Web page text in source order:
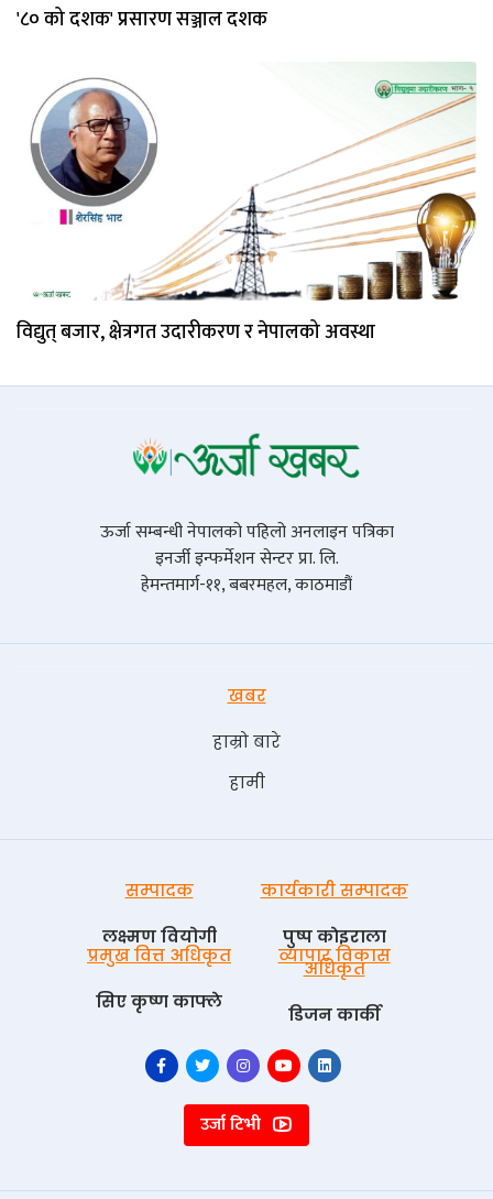
'८० को दशक' प्रसारण सञ्जाल दशक
विद्युत् बजार, क्षेत्रगत उदारीकरण र नेपालको अवस्था
ऊर्जा सम्बन्धी नेपालको पहिलो अनलाइन पत्रिका
इनर्जी इन्फर्मेशन सेन्टर प्रा. लि.
हेमन्तमार्ग-११, बबरमहल, काठमाडौं
खबर
हाम्रो बारे
हामी
सम्पादक
लक्ष्मण वियोगी
कार्यकारी सम्पादक
पुष्प काेइराला
प्रमुख वित्त अधिकृत
सिए कृष्ण काफ्ले
व्यापार विकास
अधिकृत
डिजन कार्की
उर्जा टिभी